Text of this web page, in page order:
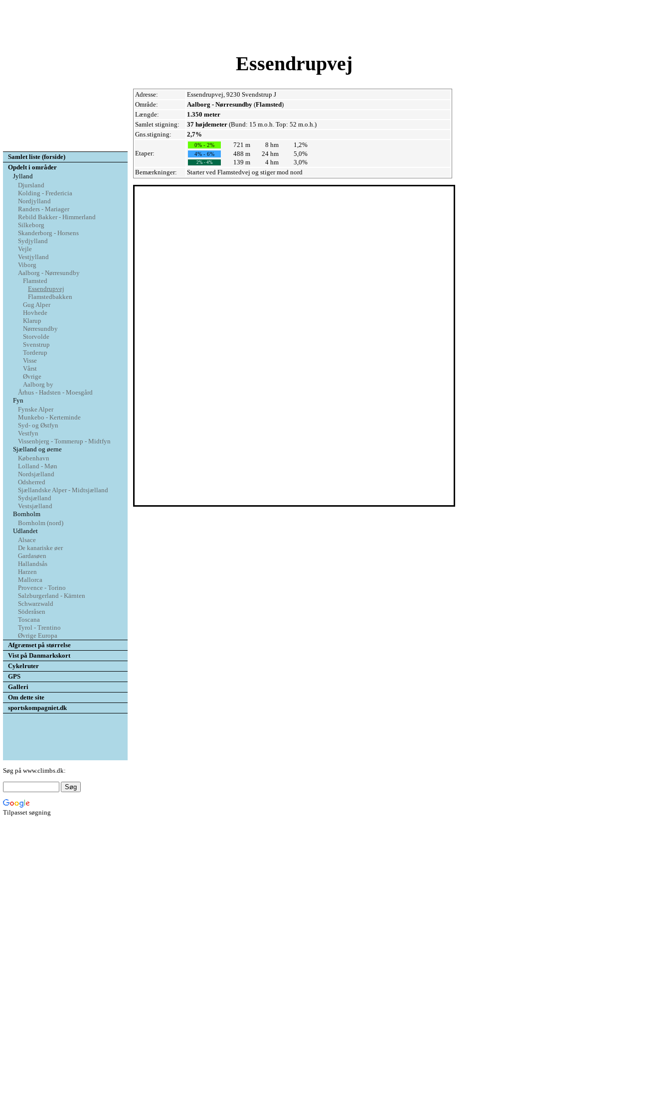
Samlet liste (forside)
Opdelt i områder
Jylland
Djursland
Kolding - Fredericia
Nordjylland
Randers - Mariager
Rebild Bakker - Himmerland
Silkeborg
Skanderborg - Horsens
Sydjylland
Vejle
Vestjylland
Viborg
Aalborg - Nørresundby
Flamsted
Essendrupvej
Flamstedbakken
Gug Alper
Hovhede
Klarup
Nørresundby
Storvolde
Svenstrup
Torderup
Visse
Vårst
Øvrige
Aalborg by
Århus - Hadsten - Moesgård
Fyn
Fynske Alper
Munkebo - Kerteminde
Syd- og Østfyn
Vestfyn
Vissenbjerg - Tommerup - Midtfyn
Sjælland og øerne
København
Lolland - Møn
Nordsjælland
Odsherred
Sjællandske Alper - Midtsjælland
Sydsjælland
Vestsjælland
Bornholm
Bornholm (nord)
Udlandet
Alsace
De kanariske øer
Gardasøen
Hallandsås
Harzen
Mallorca
Provence - Torino
Salzburgerland - Kärnten
Schwarzwald
Söderåsen
Toscana
Tyrol - Trentino
Øvrige Europa
Afgrænset på størrelse
Vist på Danmarkskort
Cykelruter
GPS
Galleri
Om dette site
sportskompagniet.dk
Søg på www.climbs.dk:
Tilpasset søgning
Essendrupvej
Adresse:
Essendrupvej, 9230 Svendstrup J
Område:
Aalborg - Nørresundby (Flamsted)
Længde:
1.350 meter
Samlet stigning:
37 højdemeter (Bund: 15 m.o.h. Top: 52 m.o.h.)
Gns.stigning:
2,7%
Etaper:
0% - 2% 721 m 8 hm 1,2%
4% - 6% 488 m 24 hm 5,0%
2% - 4% 139 m 4 hm
3,0%
Bemærkninger:
Starter ved Flamstedvej og stiger mod nord